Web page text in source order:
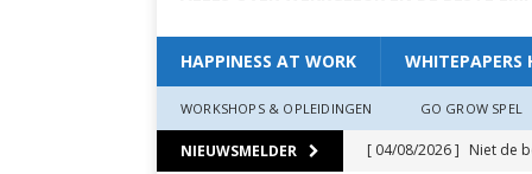
HAPPINESS AT WORK WHITEPAPERS
WORKSHOPS & OPLEIDINGEN GO GROW SPEL
NIEUWSMELDER [ 04/08/2026 ] Niet de